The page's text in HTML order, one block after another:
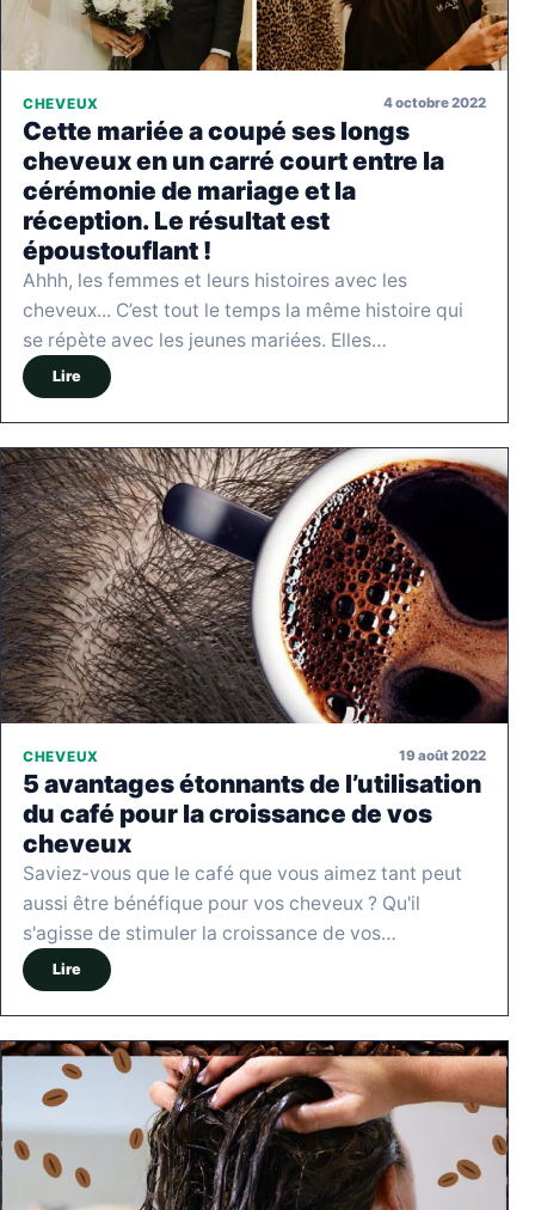
CHEVEUX 4 octobre 2022
Cette mariée a coupé ses longs
cheveux en un carré court entre la
cérémonie de mariage et la
réception. Le résultat est
époustouflant !
Ahhh, les femmes et leurs histoires avec les
cheveux... C’est tout le temps la même histoire qui
se répète avec les jeunes mariées. Elles…
Lire
CHEVEUX 19 août 2022
5 avantages étonnants de l’utilisation
du café pour la croissance de vos
cheveux
Saviez-vous que le café que vous aimez tant peut
aussi être bénéfique pour vos cheveux ? Qu'il
s'agisse de stimuler la croissance de vos…
Lire